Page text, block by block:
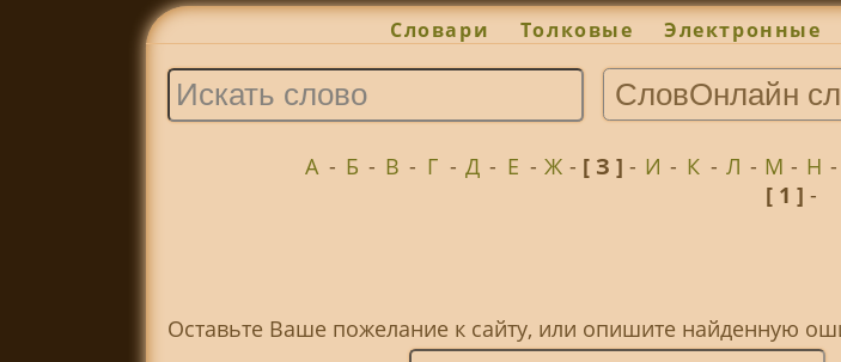
Словари Толковые Электронные
А - Б - В - Г - Д - Е - Ж - [ З ]- И - К - Л - М - Н -
[ 1 ] -
Оставьте Ваше пожелание к сайту, или опишите найденную